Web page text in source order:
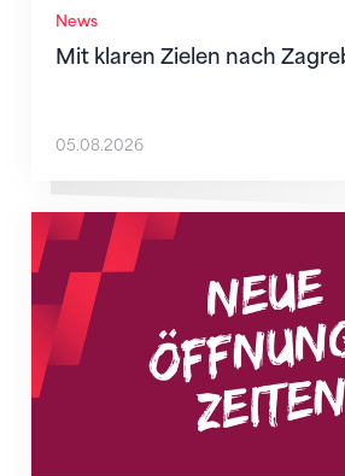
News
Mit klaren Zielen nach
05.08.2026
Neue Empfangszeiten ab 1.